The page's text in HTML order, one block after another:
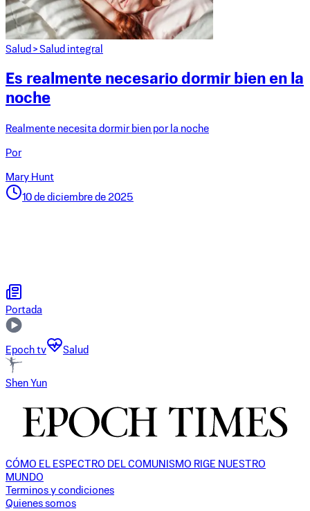
Salud > Salud integral
Es realmente necesario dormir bien en la
noche
Realmente necesita dormir bien por la noche
Por
Mary Hunt
10 de diciembre de 2025
Portada
Epoch tv Salud
Shen Yun
CÓMO EL ESPECTRO DEL COMUNISMO RIGE NUESTRO
MUNDO
Terminos y condiciones
Quienes somos